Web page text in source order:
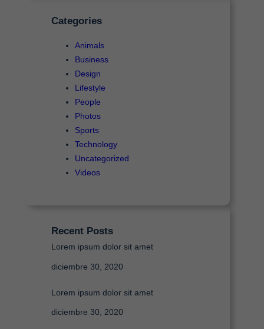
r
Categories
Animals
Business
Design
Lifestyle
People
Photos
Sports
Technology
Uncategorized
Videos
Recent Posts
Lorem ipsum dolor sit amet
diciembre 30, 2020
Lorem ipsum dolor sit amet
diciembre 30, 2020